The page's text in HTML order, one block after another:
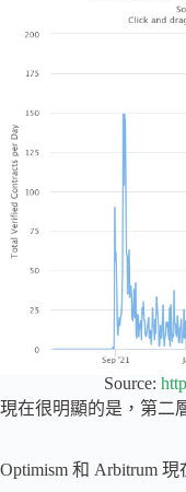
Source:
現在很明顯的是，第二
Optimism 和 Arbitrum